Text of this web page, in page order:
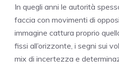
In quegli anni le autorità
faccia con movimenti di
immagine cattura proprio
fissi all’orizzonte, i segni sui
mix di incertezza e